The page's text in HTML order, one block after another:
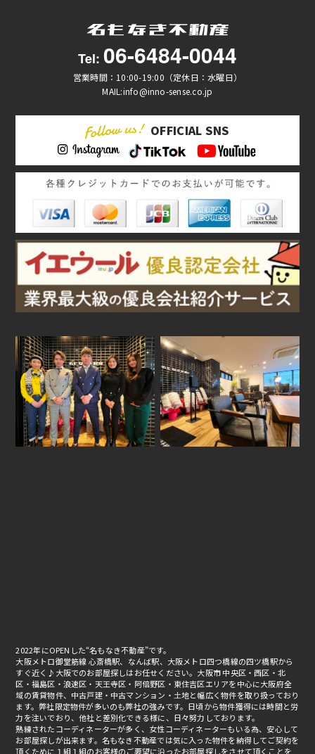
Tel: 06-6484-0044
営業時間：10:00-19:00（定休日：水曜日）
MAIL:info@inno-sense.co.jp
OFFICIAL SNS
2022年にOPENした“名もなき不動産”です。
大阪メトロ御堂筋線 心斎橋駅、なんば駅、大阪メトロ四つ橋線の四ツ橋駅から
すぐ近く♪大阪でのお部屋探しはお任せください。大阪市 中央区・西区・北
区・福島区・浪速区・天王寺区・阿倍野区・東住吉区エリアを中心に大阪府全
域の賃貸物件、中古戸建・中古マンション・土地と幅広く物件を取り扱っており
ます。弊社限定物件が多いのも弊社の強みです。日頃から物件獲得には時間と労
力を注いでおり、他社と差別化できる様に、日々努力しております。
熟練されたコーディネーターが多く、女性コーディネーターもいる為、安心して
お部屋探しが出来ます。名もなき不動産では気に入った物件を納得してご契約を
頂くために１組１組のお客様のご要望に沿ったお部屋探しをさせて頂くことを